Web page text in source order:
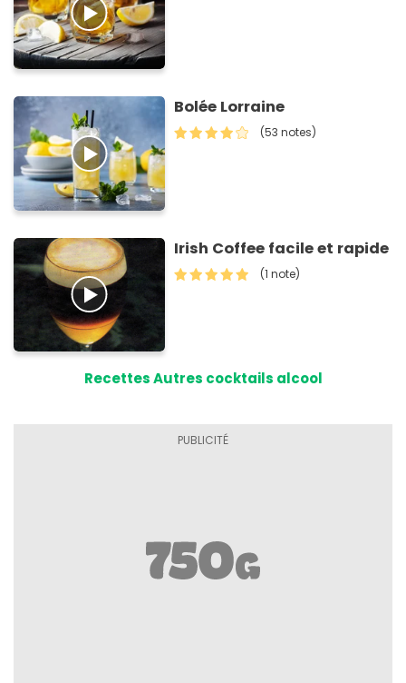
Bolée Lorraine
(53 notes)
Irish Coffee facile et rapide
(1 note)
Recettes Autres cocktails alcool